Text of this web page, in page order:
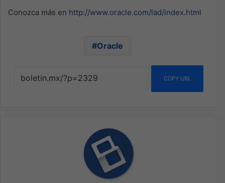
Conozca más en http://www.oracle.com/lad/index.html
Oracle
COPY URL